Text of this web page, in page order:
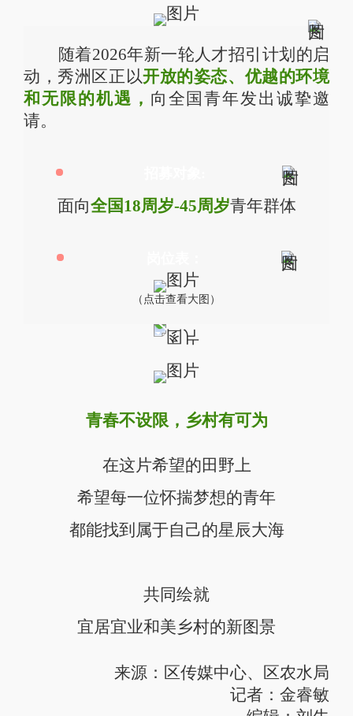
随着2026年新一轮人才招引计划的启
动，秀洲区正以开放的姿态、优越的环境
和无限的机遇， 向全国青年发出诚挚邀
请。
面向全国18周岁-45周岁青年群体
（点击查看大图）
青春不设限，乡村有可为
在这片希望的田野上
希望每一位怀揣梦想的青年
都能找到属于自己的星辰大海
共同绘就
宜居宜业和美乡村的新图景
来源：区传媒中心、区农水局
记者：金睿敏